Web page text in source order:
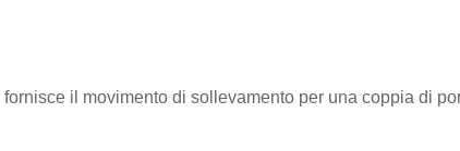
fornisce il movimento di sollevamento per una coppia di